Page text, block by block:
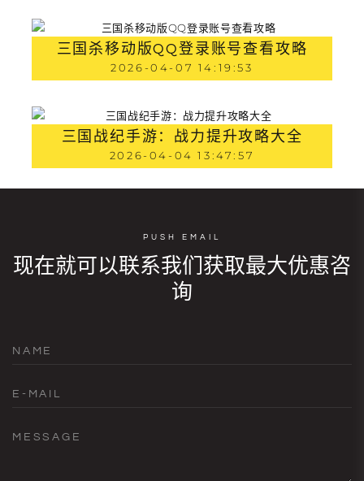
三国杀移动版QQ登录账号查看攻略
2026-04-07 14:19:53
三国战纪手游：战力提升攻略大全
2026-04-04 13:47:57
PUSH EMAIL
现在就可以联系我们获取最大优惠咨
询
NAME
E-MAIL
MESSAGE